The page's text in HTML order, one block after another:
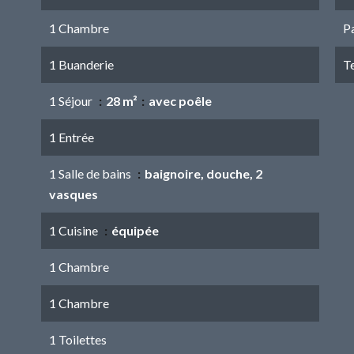
1 Chambre
1 Buanderie
1 Séjour 28 m² avec poêle
1 Entrée
1 Salle de bains
baignoire, douche, 2
vasques
1 Cuisine équipée
1 Chambre
1 Chambre
1 Toilettes